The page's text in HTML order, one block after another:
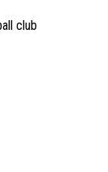
club